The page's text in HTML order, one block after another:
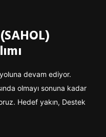
devam ediyor.
olmayı sonuna kadar
Hedef yakın, Destek